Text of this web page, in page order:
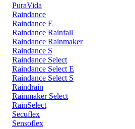
PuraVida
Raindance
Raindance E
Raindance Rainfall
Raindance Rainmaker
Raindance S
Raindance Select
Raindance Select E
Raindance Select S
Raindrain
Rainmaker Select
RainSelect
Secuflex
Sensoflex